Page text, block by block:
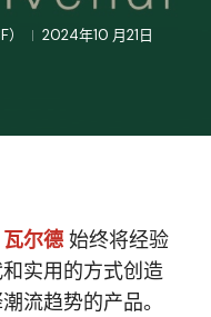
2024年10 月21日
瓦尔德 始终将经验
实用的方式创造
流趋势的产品。